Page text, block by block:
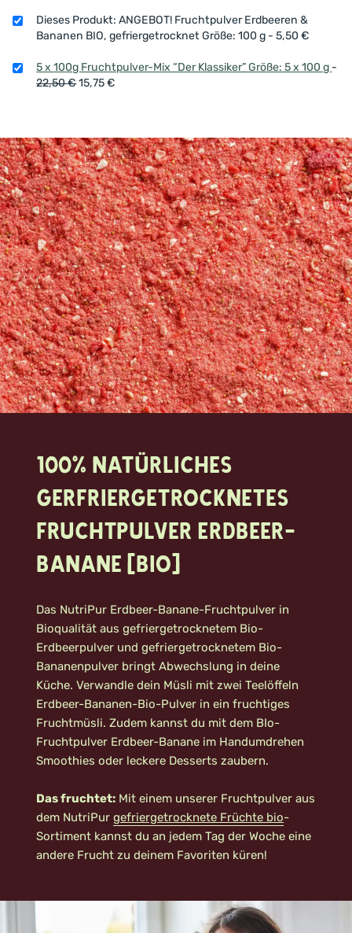
Dieses Produkt: ANGEBOT! Fruchtpulver Erdbeeren &
Bananen BIO, gefriergetrocknet Größe: 100 g -5,50€
5 x 100g Fruchtpulver-Mix “Der Klassiker” Größe: 5 x 100 g -
22,50€15,75€
100% natürlicheS
GerfriergetrockneteS
Fruchtpulver Erdbeer-
Banane (Bio)
Das NutriPur Erdbeer-Banane-Fruchtpulver in
Bioqualität aus gefriergetrocknetem Bio-
Erdbeerpulver und gefriergetrocknetem Bio-
Bananenpulver bringt Abwechslung in deine
Küche. Verwandle dein Müsli mit zwei Teelöffeln
Erdbeer-Bananen-Bio-Pulver in ein fruchtiges
Fruchtmüsli. Zudem kannst du mit dem BIo-
Fruchtpulver Erdbeer-Banane im Handumdrehen
Smoothies oder leckere Desserts zaubern.
Das fruchtet: Mit einem unserer Fruchtpulver aus
dem NutriPur gefriergetrocknete Früchte bio-
Sortiment kannst du an jedem Tag der Woche eine
andere Frucht zu deinem Favoriten küren!